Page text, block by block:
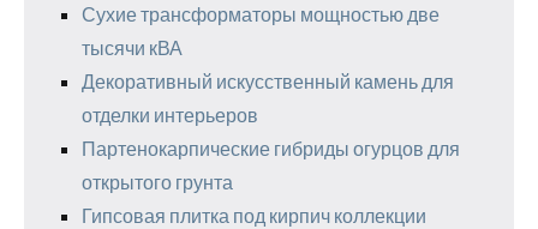
Сухие трансформаторы мощностью две
тысячи кВА
Декоративный искусственный камень для
отделки интерьеров
Партенокарпические гибриды огурцов для
открытого грунта
Гипсовая плитка под кирпич коллекции